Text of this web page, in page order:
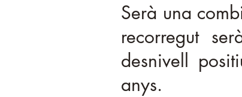
Serà una
recorregut
desnivell
anys.